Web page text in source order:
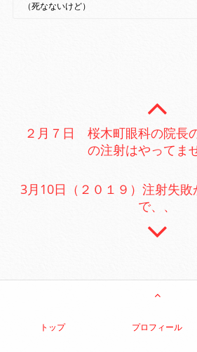
（死なないけど）
２月７日 桜木町眼科の院長
の注射はやってま
3月10日（２０１９）注射失敗
で、、
トップ プロフィール